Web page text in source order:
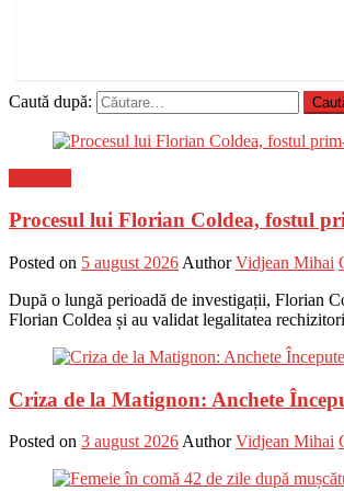
Caută după:
Procesul lui Florian Coldea, fostul
Posted on 5 august 2026 Author Vidjean Mihai
După o lungă perioadă de investigații, Florian
Florian Coldea și au validat legalitatea
Criza de la Matignon: Anchete
Posted on 3 august 2026Author Vidjean Mihai